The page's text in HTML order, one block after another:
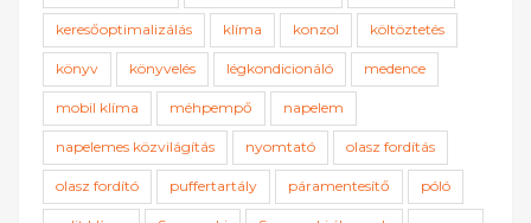
keresőoptimalizálás klíma konzol költöztetés
könyv könyvelés légkondicionáló medence
mobil klíma méhpempő napelem
napelemes közvilágítás nyomtató olasz fordítás
olasz fordító puffertartály páramentesítő póló